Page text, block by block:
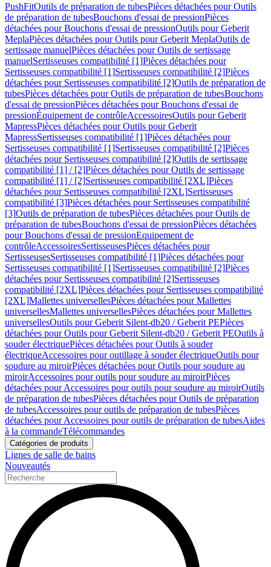
PushFitOutils de préparation de tubesPièces détachées pour Outils
de préparation de tubesBouchons d'essai de pressionPièces
détachées pour Bouchons d'essai de pressionOutils pour Geberit
MeplaPièces détachées pour Outils pour Geberit MeplaOutils de
sertissage manuelPièces détachées pour Outils de sertissage
manuelSertisseuses compatibilité [1]Pièces détachées pour
Sertisseuses compatibilité [1]Sertisseuses compatibilité [2]Pièces
détachées pour Sertisseuses compatibilité [2]Outils de préparation de
tubesPièces détachées pour Outils de préparation de tubesBouchons
d'essai de pressionPièces détachées pour Bouchons d'essai de
pressionÉquipement de contrôleAccessoiresOutils pour Geberit
MapressPièces détachées pour Outils pour Geberit
MapressSertisseuses compatibilité [1]Pièces détachées pour
Sertisseuses compatibilité [1]Sertisseuses compatibilité [2]Pièces
détachées pour Sertisseuses compatibilité [2]Outils de sertissage
compatibilité [1] / [2]Pièces détachées pour Outils de sertissage
compatibilité [1] / [2]Sertisseuses compatibilité [2XL]Pièces
détachées pour Sertisseuses compatibilité [2XL]Sertisseuses
compatibilité [3]Pièces détachées pour Sertisseuses compatibilité
[3]Outils de préparation de tubesPièces détachées pour Outils de
préparation de tubesBouchons d'essai de pressionPièces détachées
pour Bouchons d'essai de pressionEquipement de
contrôleAccessoiresSertisseusesPièces détachées pour
SertisseusesSertisseuses compatibilité [1]Pièces détachées pour
Sertisseuses compatibilité [1]Sertisseuses compatibilité [2]Pièces
détachées pour Sertisseuses compatibilité [2]Sertisseuses
compatibilité [2XL]Pièces détachées pour Sertisseuses compatibilité
[2XL]Mallettes universellesPièces détachées pour Mallettes
universellesMallettes universellesPièces détachées pour Mallettes
universellesOutils pour Geberit Silent-db20 / Geberit PEPièces
détachées pour Outils pour Geberit Silent-db20 / Geberit PEOutils à
souder électriquePièces détachées pour Outils à souder
électriqueAccessoires pour outillage à souder électriqueOutils pour
soudure au miroirPièces détachées pour Outils pour soudure au
miroirAccessoires pour outils pour soudure au miroirPièces
détachées pour Accessoires pour outils pour soudure au miroirOutils
de préparation de tubesPièces détachées pour Outils de préparation
de tubesAccessoires pour outils de préparation de tubesPièces
détachées pour Accessoires pour outils de préparation de tubesAides
à la commandeTélécommandes
Catégories de produits
Lignes de salle de bains
Nouveautés